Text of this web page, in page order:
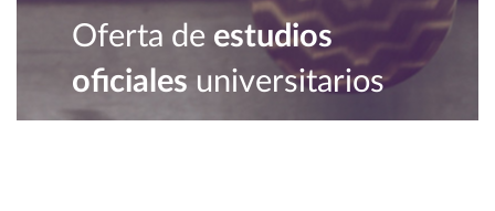
Oferta de estudios
oficiales universitarios